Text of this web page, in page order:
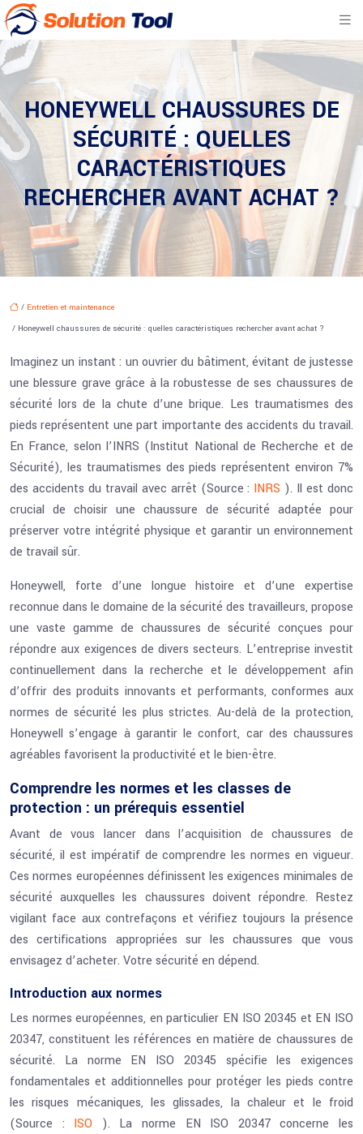
HONEYWELL CHAUSSURES DE
SÉCURITÉ : QUELLES
CARACTÉRISTIQUES
RECHERCHER AVANT ACHAT ?
/ Entretien et maintenance
/ Honeywell chaussures de sécurité : quelles caractéristiques rechercher avant achat ?
Imaginez un instant : un ouvrier du bâtiment, évitant de justesse
une blessure grave grâce à la robustesse de ses chaussures de
sécurité lors de la chute d’une brique. Les traumatismes des
pieds représentent une part importante des accidents du travail.
En France, selon l’INRS (Institut National de Recherche et de
Sécurité), les traumatismes des pieds représentent environ 7%
des accidents du travail avec arrêt (Source : INRS ). Il est donc
crucial de choisir une chaussure de sécurité adaptée pour
préserver votre intégrité physique et garantir un environnement
de travail sûr.
Honeywell, forte d’une longue histoire et d’une expertise
reconnue dans le domaine de la sécurité des travailleurs, propose
une vaste gamme de chaussures de sécurité conçues pour
répondre aux exigences de divers secteurs. L’entreprise investit
continuellement dans la recherche et le développement afin
d’offrir des produits innovants et performants, conformes aux
normes de sécurité les plus strictes. Au-delà de la protection,
Honeywell s’engage à garantir le confort, car des chaussures
agréables favorisent la productivité et le bien-être.
Comprendre les normes et les classes de
protection : un prérequis essentiel
Avant de vous lancer dans l’acquisition de chaussures de
sécurité, il est impératif de comprendre les normes en vigueur.
Ces normes européennes définissent les exigences minimales de
sécurité auxquelles les chaussures doivent répondre. Restez
vigilant face aux contrefaçons et vérifiez toujours la présence
des certifications appropriées sur les chaussures que vous
envisagez d’acheter. Votre sécurité en dépend.
Introduction aux normes
Les normes européennes, en particulier EN ISO 20345 et EN ISO
20347, constituent les références en matière de chaussures de
sécurité. La norme EN ISO 20345 spécifie les exigences
fondamentales et additionnelles pour protéger les pieds contre
les risques mécaniques, les glissades, la chaleur et le froid
(Source : ISO ). La norme EN ISO 20347 concerne les